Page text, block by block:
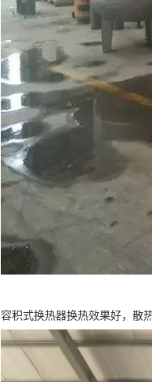
容积式换热器换热效果好，散